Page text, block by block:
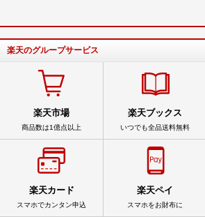
楽天のグループサービス
楽天市場
商品数は1億点以上
楽天ブックス
いつでも全品送料無料
楽天カード
スマホでカンタン申込
楽天ペイ
スマホをお財布に